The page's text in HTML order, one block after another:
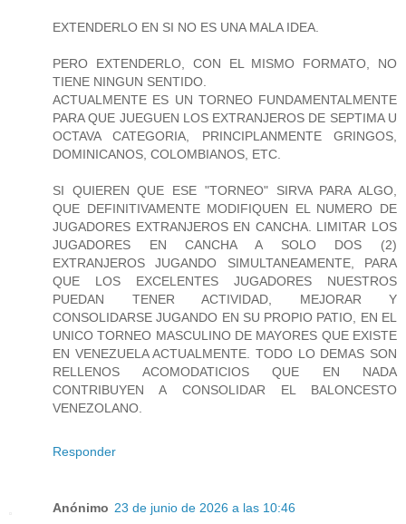
EXTENDERLO EN SI NO ES UNA MALA IDEA.
PERO EXTENDERLO, CON EL MISMO FORMATO, NO
TIENE NINGUN SENTIDO.
ACTUALMENTE ES UN TORNEO FUNDAMENTALMENTE
PARA QUE JUEGUEN LOS EXTRANJEROS DE SEPTIMA U
OCTAVA CATEGORIA, PRINCIPLANMENTE GRINGOS,
DOMINICANOS, COLOMBIANOS, ETC.
SI QUIEREN QUE ESE "TORNEO" SIRVA PARA ALGO,
QUE DEFINITIVAMENTE MODIFIQUEN EL NUMERO DE
JUGADORES EXTRANJEROS EN CANCHA. LIMITAR LOS
JUGADORES EN CANCHA A SOLO DOS (2)
EXTRANJEROS JUGANDO SIMULTANEAMENTE, PARA
QUE LOS EXCELENTES JUGADORES NUESTROS
PUEDAN TENER ACTIVIDAD, MEJORAR Y
CONSOLIDARSE JUGANDO EN SU PROPIO PATIO, EN EL
UNICO TORNEO MASCULINO DE MAYORES QUE EXISTE
EN VENEZUELA ACTUALMENTE. TODO LO DEMAS SON
RELLENOS ACOMODATICIOS QUE EN NADA
CONTRIBUYEN A CONSOLIDAR EL BALONCESTO
VENEZOLANO.
Responder
Anónimo 23 de junio de 2026 a las 10:46